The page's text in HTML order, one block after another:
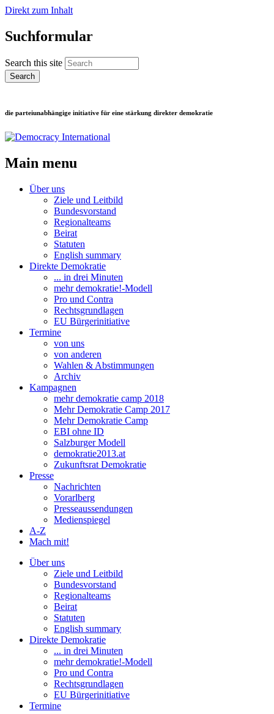
Direkt zum Inhalt
Suchformular
Search this site
die parteiunabhängige initiative für eine stärkung direkter demokratie
Main menu
Über uns
Ziele und Leitbild
Bundesvorstand
Regionalteams
Beirat
Statuten
English summary
Direkte Demokratie
... in drei Minuten
mehr demokratie!-Modell
Pro und Contra
Rechtsgrundlagen
EU Bürgerinitiative
Termine
von uns
von anderen
Wahlen & Abstimmungen
Archiv
Kampagnen
mehr demokratie camp 2018
Mehr Demokratie Camp 2017
Mehr Demokratie Camp
EBI ohne ID
Salzburger Modell
demokratie2013.at
Zukunftsrat Demokratie
Presse
Nachrichten
Vorarlberg
Presseaussendungen
Medienspiegel
A-Z
Mach mit!
Über uns
Ziele und Leitbild
Bundesvorstand
Regionalteams
Beirat
Statuten
English summary
Direkte Demokratie
... in drei Minuten
mehr demokratie!-Modell
Pro und Contra
Rechtsgrundlagen
EU Bürgerinitiative
Termine